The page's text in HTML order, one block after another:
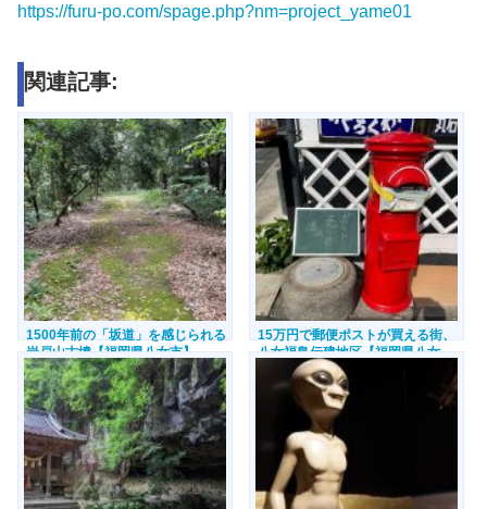
https://furu-po.com/spage.php?nm=project_yame01
関連記事:
1500年前の「坂道」を感じられる
岩戸山古墳【福岡県八女市】
15万円で郵便ポストが買える街、
八女福島伝建地区【福岡県八女